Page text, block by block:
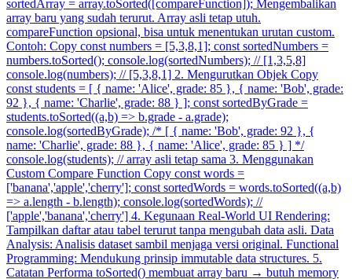
sortedArray = array.toSorted([compareFunction]); Mengembalikan
array baru yang sudah terurut. Array asli tetap utuh.
compareFunction opsional, bisa untuk menentukan urutan custom.
Contoh: Copy const numbers = [5,3,8,1]; const sortedNumbers =
numbers.toSorted(); console.log(sortedNumbers); // [1,3,5,8]
console.log(numbers); // [5,3,8,1] 2. Mengurutkan Objek Copy
const students = [ { name: 'Alice', grade: 85 }, { name: 'Bob', grade:
92 }, { name: 'Charlie', grade: 88 } ]; const sortedByGrade =
students.toSorted((a,b) => b.grade - a.grade);
console.log(sortedByGrade); /* [ { name: 'Bob', grade: 92 }, {
name: 'Charlie', grade: 88 }, { name: 'Alice', grade: 85 } ] */
console.log(students); // array asli tetap sama 3. Menggunakan
Custom Compare Function Copy const words =
['banana','apple','cherry']; const sortedWords = words.toSorted((a,b)
=> a.length - b.length); console.log(sortedWords); //
['apple','banana','cherry'] 4. Kegunaan Real-World UI Rendering:
Tampilkan daftar atau tabel terurut tanpa mengubah data asli. Data
Analysis: Analisis dataset sambil menjaga versi original. Functional
Programming: Mendukung prinsip immutable data structures. 5.
Catatan Performa toSorted() membuat array baru → butuh memory